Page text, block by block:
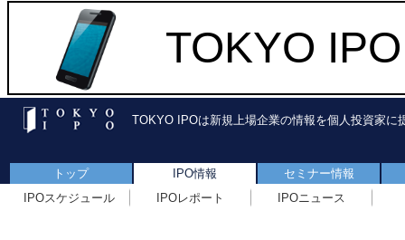
TOKYO
TOKYO IPOは新規上場企業の情報を個人投資家に
トップ IPO情報
セミナー情報
IPOスケジュール
IPOレポート IPOニュース